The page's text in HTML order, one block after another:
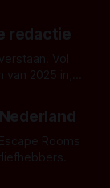
redactie
Vol
2025 in,
Rooms